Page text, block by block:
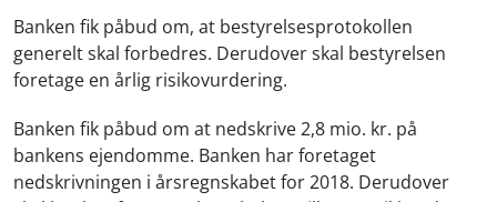
Banken fik påbud om, at bestyrelsesprotokollen
generelt skal forbedres. Derudover skal bestyrelsen
foretage en årlig risikovurdering.
Banken fik påbud om at nedskrive 2,8 mio. kr. på
bankens ejendomme. Banken har foretaget
nedskrivningen i årsregnskabet for 2018. Derudover